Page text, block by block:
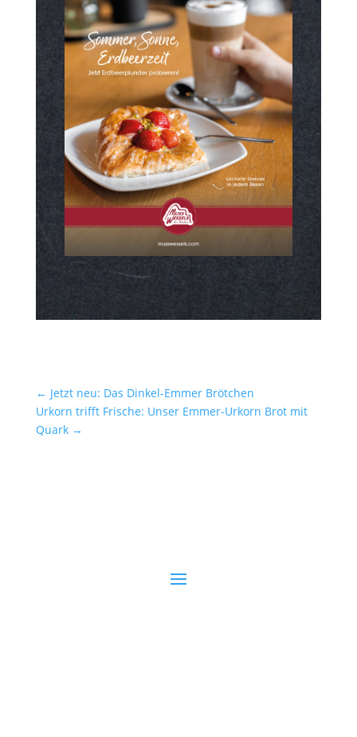
← Jetzt neu: Das Dinkel-Emmer Brötchen
Urkorn trifft Frische: Unser Emmer-Urkorn Brot mit
Quark→